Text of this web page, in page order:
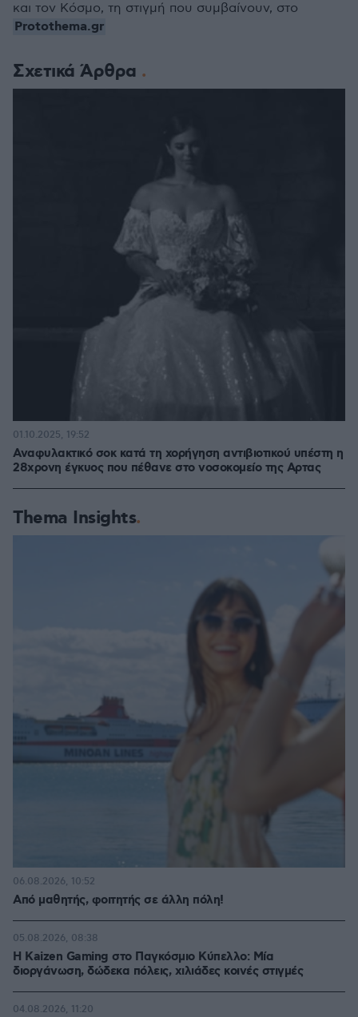
Σχετικά Άρθρα
Αναφυλακτικό σοκ κατά τη χορήγηση αντιβιοτικού υπέστη η
28χρονη έγκυος που πέθανε στο νοσοκομείο της Αρτας
01.10.2025, 19:52
Thema Insights
Από μαθητής, φοιτητής σε άλλη πόλη!
06.08.2026, 10:52
H Kaizen Gaming στο Παγκόσμιο Kύπελλο: Μία
διοργάνωση, δώδεκα πόλεις, χιλιάδες κοινές στιγμές
05.08.2026, 08:38
04.08.2026, 11:20
και τον Κόσμο, τη στιγμή που συμβαίνουν, στο
Protothema.gr